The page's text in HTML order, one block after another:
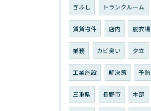
ぎふし トランクルーム
賃貸物件 店内 脱衣場
業務 カビ臭い 夕立
工業施設 解決策 予防
三重県 長野市 本部